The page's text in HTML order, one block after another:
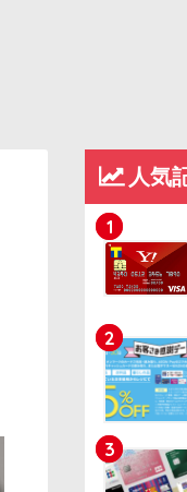
人気
1
2
3